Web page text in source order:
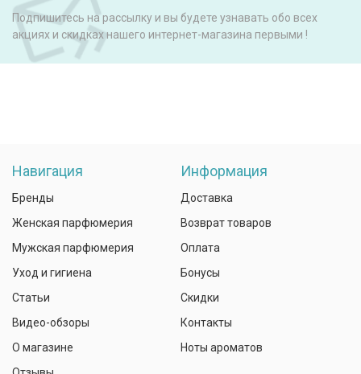
Подпишитесь на рассылку и вы будете узнавать обо всех
акциях и скидках нашего интернет-магазина первыми !
Навигация
Бренды
Женская парфюмерия
Мужская парфюмерия
Уход и гигиена
Статьи
Видео-обзоры
О магазине
Информация
Доставка
Возврат товаров
Оплата
Бонусы
Скидки
Контакты
Ноты ароматов